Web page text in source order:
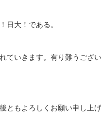
日大！である。
ていきます。有り難うござ
ともよろしくお願い申し上